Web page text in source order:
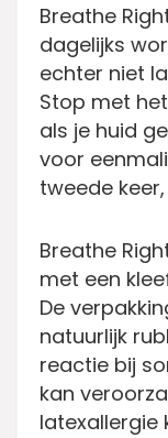
Breathe
dagelijks
echter niet
Stop met
als je huid
voor
tweede
Breathe
met een
De
natuurlijk
reactie bij
kan
latexallergie